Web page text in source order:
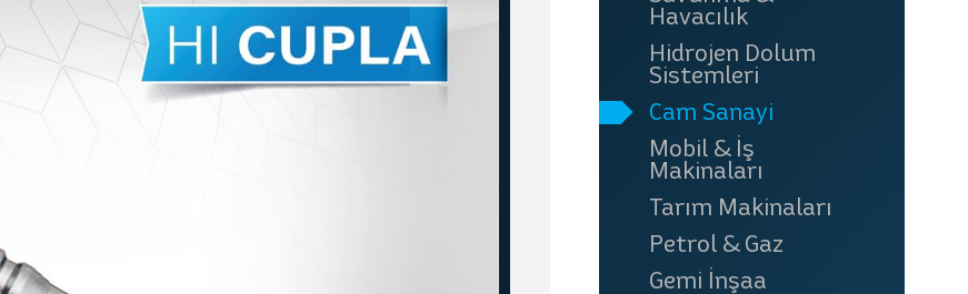
Havacılık
Hidrojen Dolum
Sistemleri
Cam Sanayi
Mobil & İş
Makinaları
Tarım Makinaları
Petrol & Gaz
Gemi İnşaa